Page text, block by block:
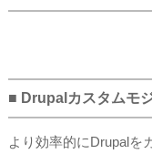
■ Drupalカスタムモ
より効率的にDrupalを